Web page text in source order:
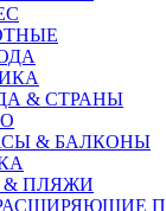
& СТРАНЫ
& БАЛКОНЫ
& ПЛЯЖИ